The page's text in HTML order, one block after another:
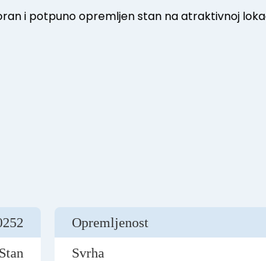
i potpuno opremljen stan na atraktivnoj
Stan
Opremljenost
Svrha